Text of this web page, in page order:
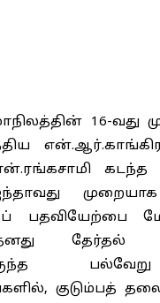
மாநிலத்தின் 16-வது
கடந்த
முறையாக
பதவியேற்பை
தேர்தல்
குடும்பத்